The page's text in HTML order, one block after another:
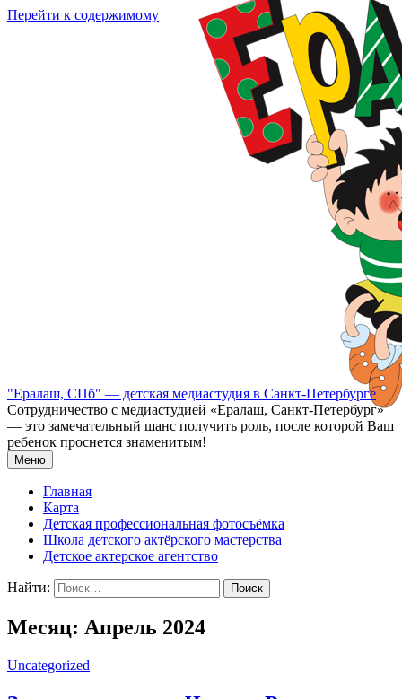
Перейти к содержимому
"Ералаш, СПб" — детская медиастудия в Санкт-Петербурге
Сотрудничество с медиастудией «Epaлаш, Санкт-Петербург»
— это замечательный шанс получить роль, после которой Ваш
ребенок проснется знаменитым!
Меню
Главная
Карта
Детская профессиональная фотосъёмка
Школа детского актёрского мастерства
Детское актерское агентство
Найти:
Месяц: Апрель 2024
Uncategorized